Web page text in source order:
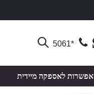
*5061
- אפשרות לאספקה מיידית